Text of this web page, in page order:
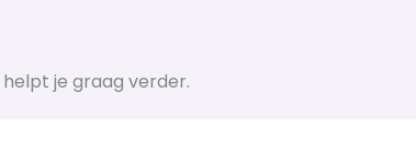
helpt je graag verder.